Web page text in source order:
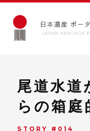
尾道水道
らの箱庭
STORY #014